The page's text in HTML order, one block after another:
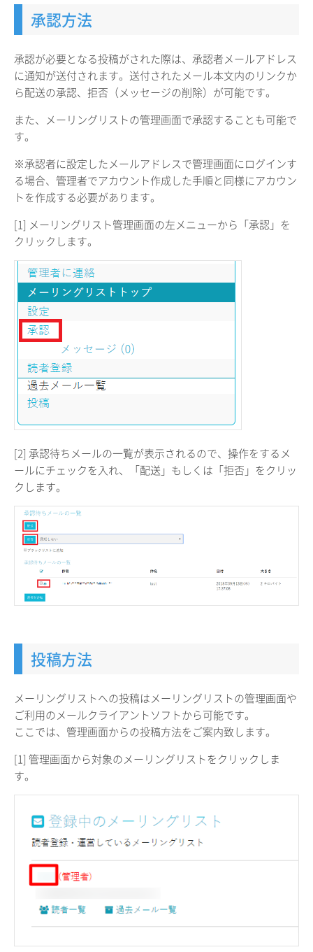
承認方法
承認が必要となる投稿がされた際は、承認者メールアドレス
に通知が送付されます。送付されたメール本文内のリンクか
ら配送の承認、拒否（メッセージの削除）が可能です。
また、メーリングリストの管理画面で承認することも可能で
す。
※承認者に設定したメールアドレスで管理画面にログインす
る場合、管理者でアカウント作成した手順と同様にアカウン
トを作成する必要があります。
[1] メーリングリスト管理画面の左メニューから「承認」を
クリックします。
[2] 承認待ちメールの一覧が表示されるので、操作をするメ
ールにチェックを入れ、「配送」もしくは「拒否」をクリッ
クします。
投稿方法
メーリングリストへの投稿はメーリングリストの管理画面や
ご利用のメールクライアントソフトから可能です。
ここでは、管理画面からの投稿方法をご案内致します。
[1] 管理画面から対象のメーリングリストをクリックしま
す。